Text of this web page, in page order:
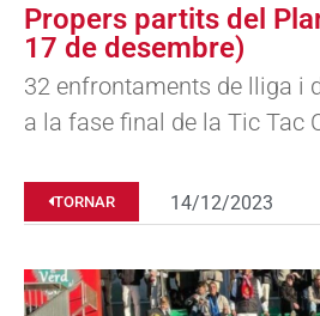
Propers partits del
17 de desembre)
32 enfrontaments de lliga i
a la fase final de la Tic Tac
TORNAR 14/12/2023